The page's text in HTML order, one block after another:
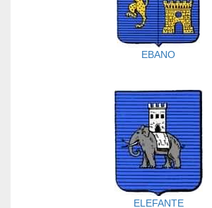
EBANO
ELEFANTE